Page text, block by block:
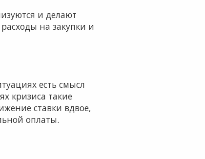
и делают
на закупки и
есть смысл
кризиса такие
ставки вдвое,
оплаты.